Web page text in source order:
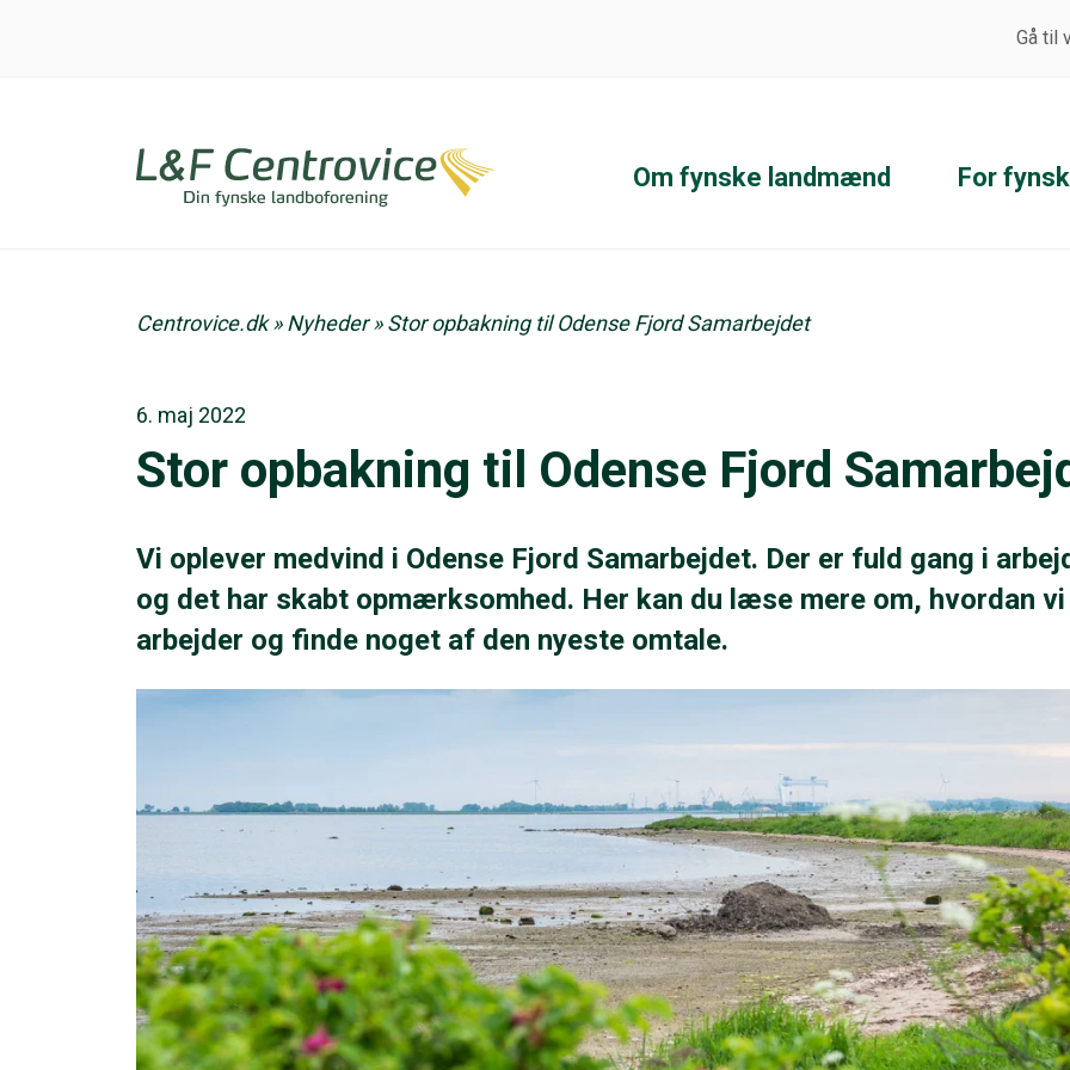
Gå til
Om fynske landmænd For
Centrovice.dk»Nyheder»Stor opbakning til Odense Fjord Samarbejdet
6. maj 2022
Stor opbakning til Odense Fjord
Vi oplever medvind i Odense Fjord Samarbejdet. Der er fuld gang i
og det har skabt opmærksomhed. Her kan du læse mere om, hvordan vi
arbejder og finde noget af den nyeste omtale.